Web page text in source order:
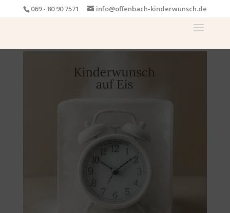
069 - 80 90 7571 info@offenbach-kinderwunsch.de